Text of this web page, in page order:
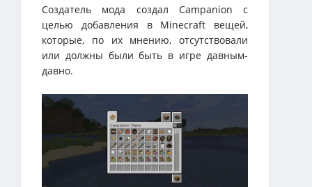
Создатель мода создал Campanion с
целью добавления в Minecraft вещей,
которые, по их мнению, отсутствовали
или должны были быть в игре давным-
давно.